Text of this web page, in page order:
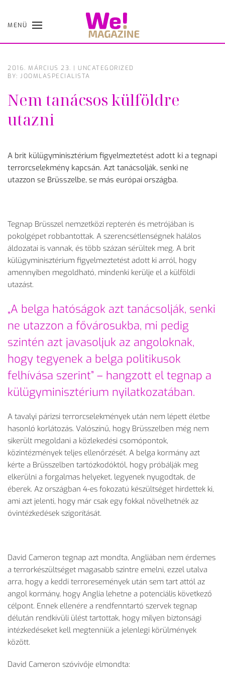
Skip
MENÜ
2016. MÁRCIUS 23. | UNCATEGORIZED
BY: JOOMLASPECIALISTA
Nem tanácsos külföldre
utazni
A brit külügyminisztérium figyelmeztetést adott ki a tegnapi
terrorcselekmény kapcsán. Azt tanácsolják, senki ne
utazzon se Brüsszelbe, se más európai országba.
Tegnap Brüsszel nemzetközi repterén és metrójában is
pokolgépet robbantottak. A szerencsétlenségnek halálos
áldozatai is vannak, és több százan sérültek meg. A brit
külügyminisztérium figyelmeztetést adott ki arról, hogy
amennyiben megoldható, mindenki kerülje el a külföldi
utazást.
„A belga hatóságok azt tanácsolják, senki
ne utazzon a fővárosukba, mi pedig
szintén azt javasoljuk az angoloknak,
hogy tegyenek a belga politikusok
felhívása szerint” – hangzott el tegnap a
külügyminisztérium nyilatkozatában.
A tavalyi párizsi terrorcselekmények után nem lépett életbe
hasonló korlátozás. Valószínű, hogy Brüsszelben még nem
sikerült megoldani a közlekedési csomópontok,
közintézmények teljes ellenőrzését. A belga kormány azt
kérte a Brüsszelben tartózkodóktól, hogy próbálják meg
elkerülni a forgalmas helyeket, legyenek nyugodtak, de
éberek. Az országban 4-es fokozatú készültséget hirdettek ki,
ami azt jelenti, hogy már csak egy fokkal növelhetnék az
óvintézkedések szigorítását.
David Cameron tegnap azt mondta, Angliában nem érdemes
a terrorkészültséget magasabb szintre emelni, ezzel utalva
arra, hogy a keddi terroresemények után sem tart attól az
angol kormány, hogy Anglia lehetne a potenciális következő
célpont. Ennek ellenére a rendfenntartó szervek tegnap
délután rendkívüli ülést tartottak, hogy milyen biztonsági
intézkedéseket kell megtenniük a jelenlegi körülmények
között.
David Cameron szóvivője elmondta: